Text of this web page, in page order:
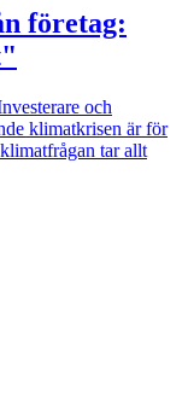
företag:
och
klimatkrisen är för
tar allt